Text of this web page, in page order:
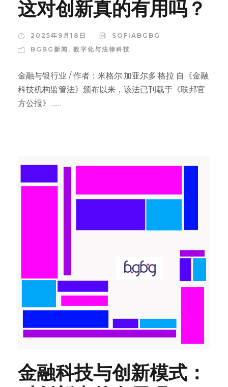
这对创新真的有用吗？
2025年9月18日
SOFIABGBG
BGBG新闻 , 数字化与法律科技
金融与银行业 / 作者：米格尔·加亚尔多·格拉 自《金融
科技机构监管法》颁布以来，该法已刊载于《联邦官
方公报》……
金融科技与创新模式：